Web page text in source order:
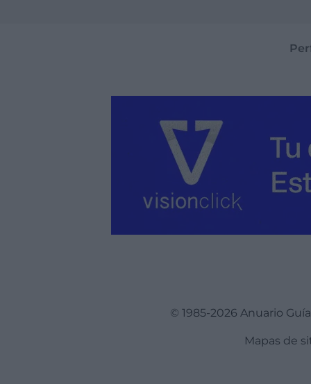
© 1985-2026 Anuario Guía
Mapas de